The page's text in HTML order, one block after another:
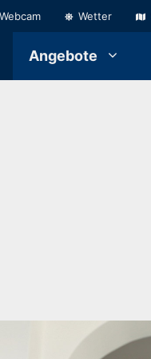
Webcam Wetter
Angebote